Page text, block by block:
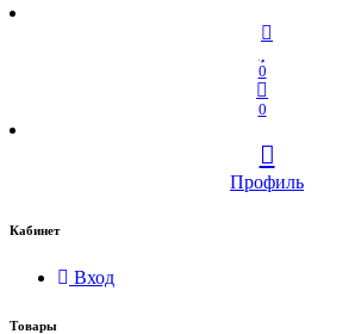
0
0
Профиль
Кабинет
Вход
Товары